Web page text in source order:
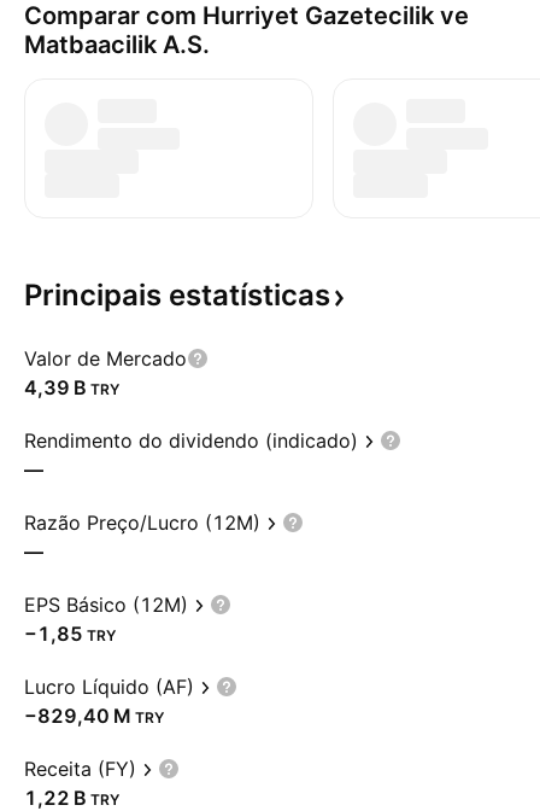
Comparar com Hurriyet Gazetecilik ve
Matbaacilik A.S.
Principais estatísticas
Valor de Mercado
‪4,39 B‬ TRY
Rendimento do dividendo (indicado)
—
Razão Preço/Lucro (12M)
—
EPS Básico (12M)
−1,85 TRY
Lucro Líquido (AF)
‪−829,40 M‬ TRY
Receita (FY)
‪1,22 B‬ TRY